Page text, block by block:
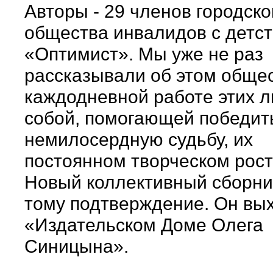
Авторы - 29 членов
общества инвалидов с
«Оптимист». Мы уже не раз
рассказывали об этом
каждодневной работе этих
собой, помогающей
немилосердную судьбу, их
постоянном творческом
Новый коллективный
тому подтверждение. Он
«Издательском Доме Олега
Синицына».